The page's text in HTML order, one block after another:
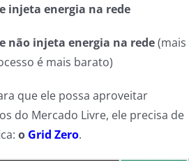
injeta energia na rede
não injeta energia na rede(mais
é mais barato)
que ele possa aproveitar
do Mercado Livre, ele precisa de
o Grid Zero.